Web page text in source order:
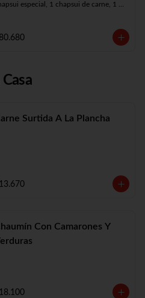
especial, 1 chapsui de carne, 1
Surtida A La Plancha
Con Camarones Y